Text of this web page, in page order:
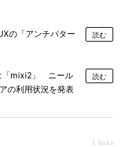
の「アンチパター
読む
「mixi2」 ニール
の利用状況を発表
読む
1 links